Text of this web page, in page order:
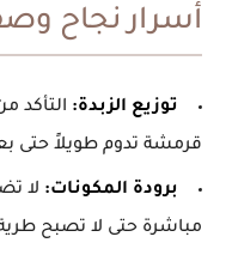
أسرار نجاح
توزيع الزبدة: التأكد
قرمشة تدوم طويلاً حتى
برودة المكونات: لا
مباشرة حتى لا تصبح